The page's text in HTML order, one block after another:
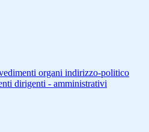
organi indirizzo-politico
dirigenti - amministrativi